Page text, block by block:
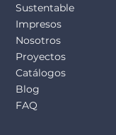
Sustentable
Impresos
Nosotros
Proyectos
Catálogos
Blog
FAQ